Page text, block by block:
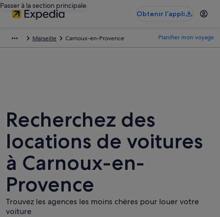
Passer à la section principale
Obtenir l’appli
Marseille Carnoux-en-Provence Planifier mon voyage
Recherchez des
locations de voitures
à Carnoux-en-
Provence
Trouvez les agences les moins chères pour louer votre
voiture